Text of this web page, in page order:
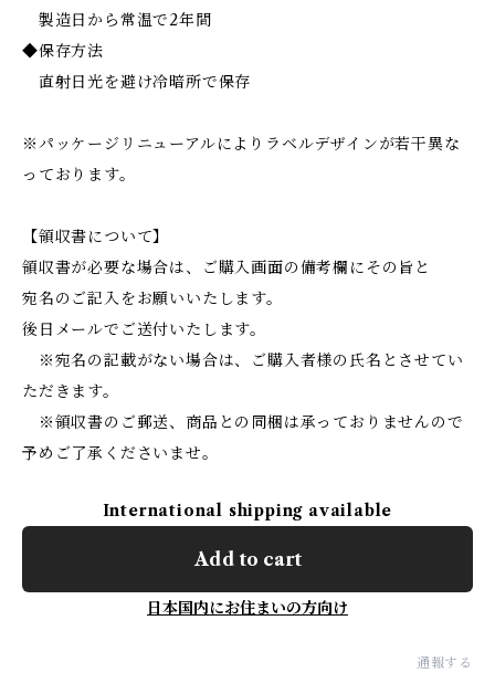
製造日から常温で2年間
◆保存方法
直射日光を避け冷暗所で保存
※パッケージリニューアルによりラベルデザインが若干異な
っております。
【領収書について】
領収書が必要な場合は、ご購入画面の備考欄にその旨と
宛名のご記入をお願いいたします。
後日メールでご送付いたします。
※宛名の記載がない場合は、ご購入者様の氏名とさせてい
ただきます。
※領収書のご郵送、商品との同梱は承っておりませんので
予めご了承くださいませ。
International shipping available
Add to cart
日本国内にお住まいの方向け
通報する